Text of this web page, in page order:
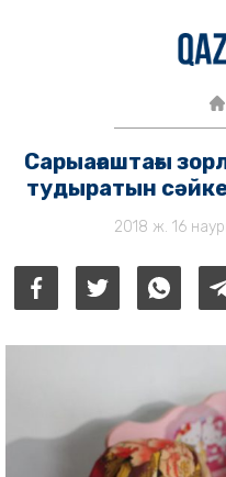
Сарыағаштағы
тудыратын
2018 ж. 16